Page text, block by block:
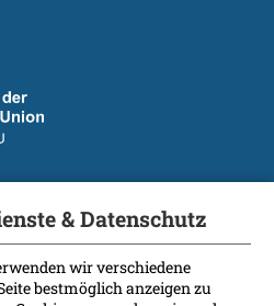
& Datenschutz
wir verschiedene
bestmöglich anzeigen zu